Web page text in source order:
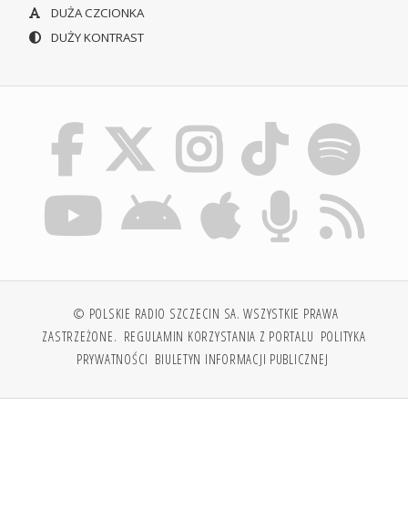
DUŻA CZCIONKA
DUŻY KONTRAST
© POLSKIE RADIO SZCZECIN SA. WSZYSTKIE PRAWA
ZASTRZEŻONE. REGULAMIN KORZYSTANIA Z PORTALU POLITYKA
PRYWATNOŚCI BIULETYN INFORMACJI PUBLICZNEJ